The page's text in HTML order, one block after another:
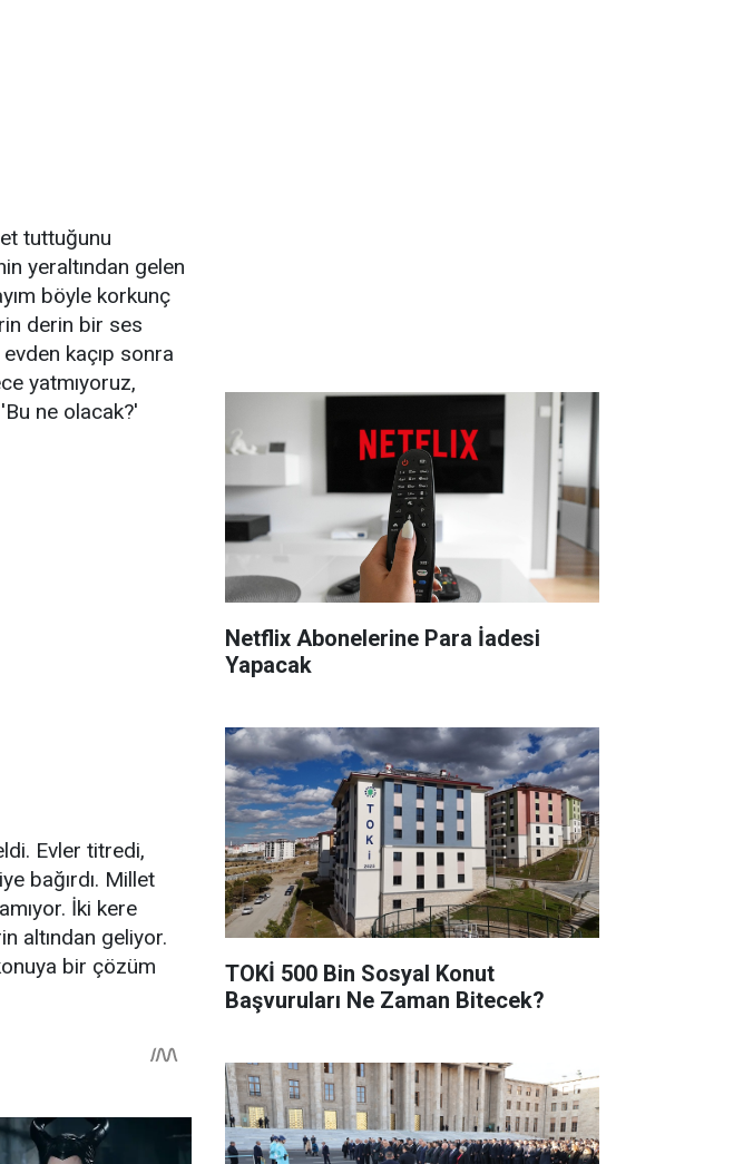
tuttuğunu
yeraltından gelen
böyle korkunç
derin bir ses
kaçıp sonra
yatmıyoruz,
ne olacak?'
Evler titredi,
bağırdı. Millet
İki kere
altından geliyor.
bir çözüm
Netflix Abonelerine Para İadesi
Yapacak
TOKİ 500 Bin Sosyal Konut
Başvuruları Ne Zaman Bitecek?